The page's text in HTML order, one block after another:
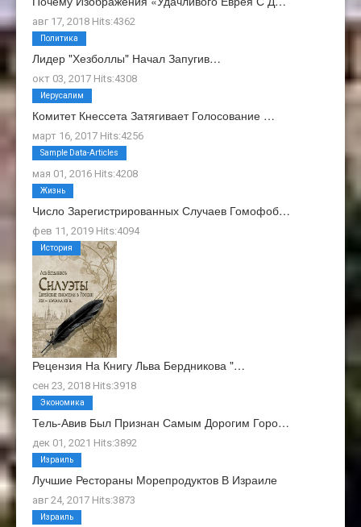
авг 17, 2018 Hits:4362
Лидер "Хезболлы" Начал Запугив…
окт 03, 2017 Hits:4308
Политика
Комитет Кнессета Затягивает Голосование …
март 16, 2017 Hits:4256
Иерусалим
О Нас
мая 01, 2016 Hits:4208
Sample Data-Articles
Число Зарегистрированных Случаев Гомофоб…
фев 11, 2019 Hits:4094
Жизнь
Рецензия На Книгу Льва Бердникова "…
сен 23, 2018 Hits:3918
История
Тель-Авив Был Признан Самым Дорогим Горо…
дек 01, 2021 Hits:3892
Экономика
Лучшие Рестораны Морепродуктов В Израиле
авг 24, 2017 Hits:3873
Израиль
Израиль